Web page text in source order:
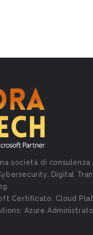
società di consulenza
Digital
Certificato: Cloud
Azure